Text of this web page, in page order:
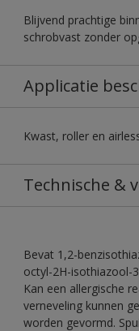
Blijvend prachtige
schrobvast zonder
Applicatie
Kwast, roller en
Technische &
Bevat 1,2-
octyl-2H-isothiazool-
Kan een allergische
verneveling kunnen
worden gevormd.